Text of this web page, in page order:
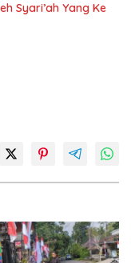
Syari’ah Yang Ke